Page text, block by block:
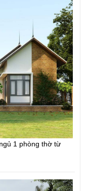
1 phòng thờ từ